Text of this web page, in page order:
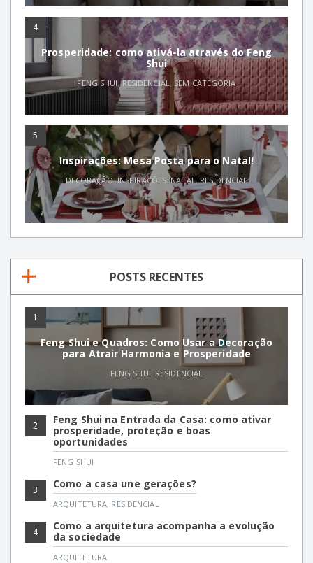
4
Prosperidade: como ativá-la através do Feng
Shui
FENG SHUI,RESIDENCIAL ,SEM CATEGORIA
5
Inspirações: Mesa Posta para o Natal!
DECORAÇÃO,INSPIRAÇÕES ,NATAL,RESIDENCIAL
POSTS RECENTES
1
Feng Shui e Quadros: Como Usar a Decoração
para Atrair Harmonia e Prosperidade
FENG SHUI, RESIDENCIAL
2
Feng Shui na Entrada da Casa: como ativar
prosperidade, proteção e boas
oportunidades
FENG SHUI
3 Como a casa une gerações?
ARQUITETURA, RESIDENCIAL
4
Como a arquitetura acompanha a evolução
da sociedade
ARQUITETURA